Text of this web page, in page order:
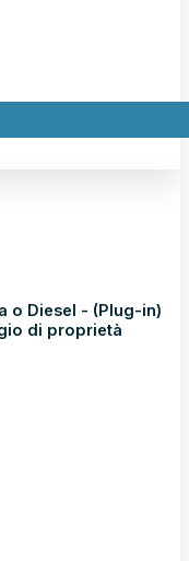
o Diesel - (Plug-in)
di proprietà